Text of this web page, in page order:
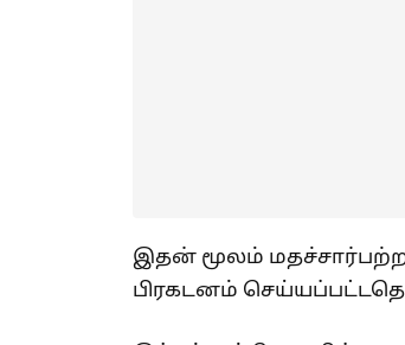
இதன் மூலம்
பிரகடனம்